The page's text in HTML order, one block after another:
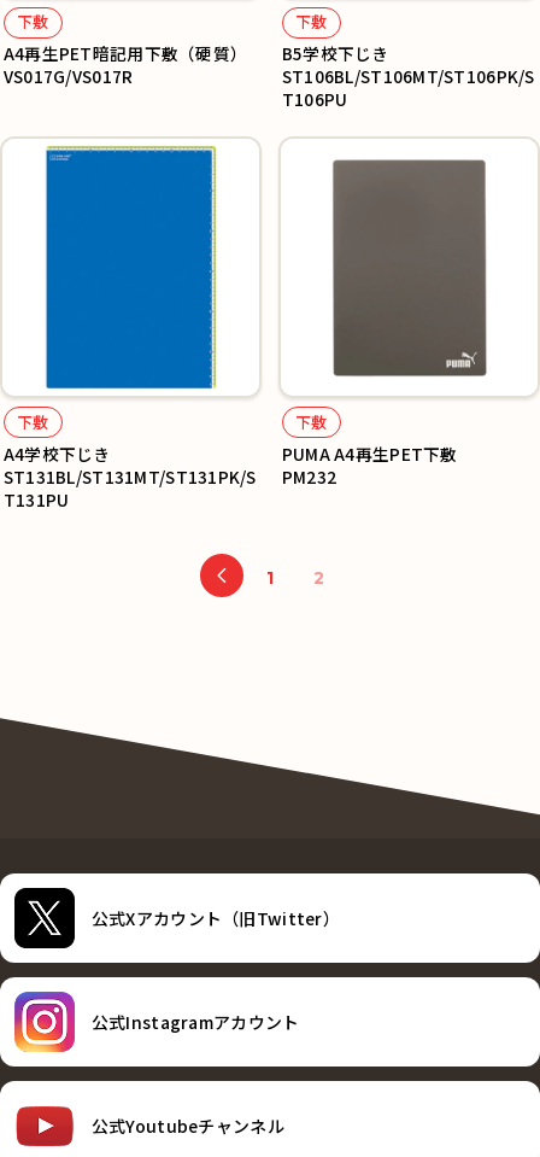
下敷
A4再生PET暗記用下敷（硬質）
VS017G/VS017R
下敷
B5学校下じき
ST106BL/ST106MT/ST106PK/S
T106PU
下敷
A4学校下じき
ST131BL/ST131MT/ST131PK/S
T131PU
下敷
PUMA A4再生PET下敷
PM232
1 2
公式Xアカウント（旧Twitter）
公式Instagramアカウント
公式Youtubeチャンネル